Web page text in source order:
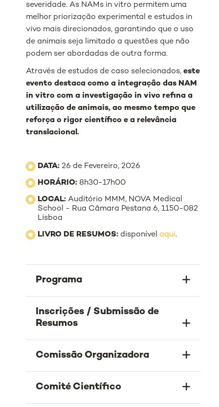
severidade. As NAMs in vitro permitem uma
melhor priorização experimental e estudos in
vivo mais direcionados, garantindo que o uso
de animais seja limitado a questões que não
podem ser abordadas de outra forma.
Através de estudos de caso selecionados,este
evento destaca como a integração das NAM
in vitro com a investigação in vivo refina a
utilização de animais, ao mesmo tempo que
reforça o rigor científico e a relevância
translacional.
DATA: 26 de Fevereiro, 2026
HORÁRIO: 8h30-17h00
LOCAL:Auditório MMM, NOVA Medical
School - Rua Câmara Pestana 6, 1150-082
Lisboa
LIVRO DE RESUMOS: disponível aqui.
Programa
Inscrições / Submissão de
Resumos
Comissão Organizadora
Comité Científico